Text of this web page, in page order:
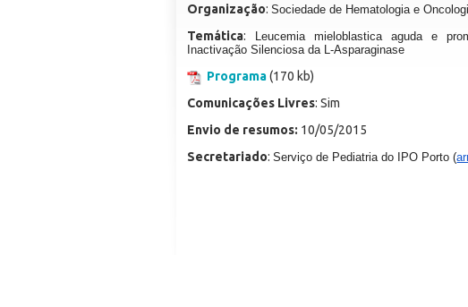
Organização:Sociedade de Hematologia e
Temática:
Leucemia mieloblastica aguda e
Inactivação Silenciosa da L-Asparaginase
Programa(170 kb)
Comunicações Livres: Sim
Envio de resumos: 10/05/2015
Secretariado:Serviço de Pediatria do IPO Porto (